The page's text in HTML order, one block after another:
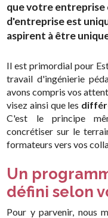
que votre
d'entreprise est
aspirent à être
Il est primordial pour
travail d'ingénierie
avons compris vos
visez ainsi que les
C'est le principe
concrétiser sur le
formateurs vers vos
Un
défini selon
Pour y parvenir, nous